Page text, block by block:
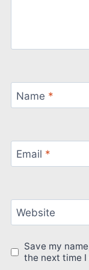
Name *
Email *
Website
Save my
the next time I